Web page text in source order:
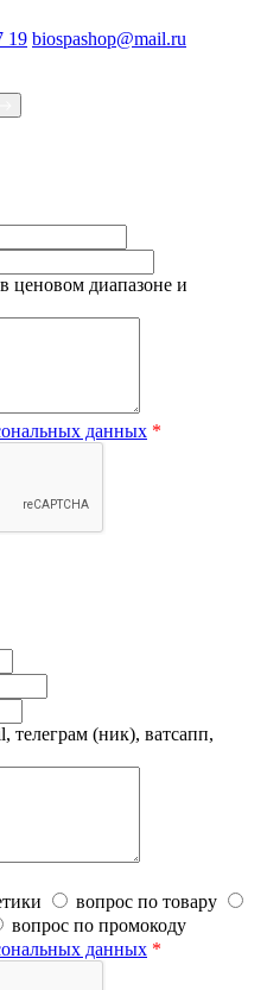
19 biospashop@mail.ru
ценовом диапазоне и
данных *
телеграм (ник), ватсапп,
вопрос по товару
вопрос по промокоду
данных *